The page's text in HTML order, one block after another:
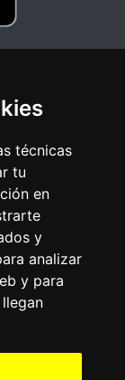
técnicas
tu
en
y
analizar
y para
organización o
y
son
patrocinio ni
proporcionada
y para la
marcas
equipos y
los derechos de las
legítimos.